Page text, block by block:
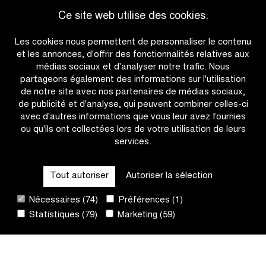
Ce site web utilise des cookies.
Les cookies nous permettent de personnaliser le contenu
et les annonces, d'offrir des fonctionnalités relatives aux
médias sociaux et d'analyser notre trafic. Nous
partageons également des informations sur l'utilisation
de notre site avec nos partenaires de médias sociaux,
de publicité et d'analyse, qui peuvent combiner celles-ci
avec d'autres informations que vous leur avez fournies
ou qu'ils ont collectées lors de votre utilisation de leurs
services.
Tout autoriser Autoriser la sélection
Nécessaires (74)
Préférences (1)
Statistiques (79)
Marketing (59)
consécutive
Wiebes?
départ
pour
la
première
CONTACT